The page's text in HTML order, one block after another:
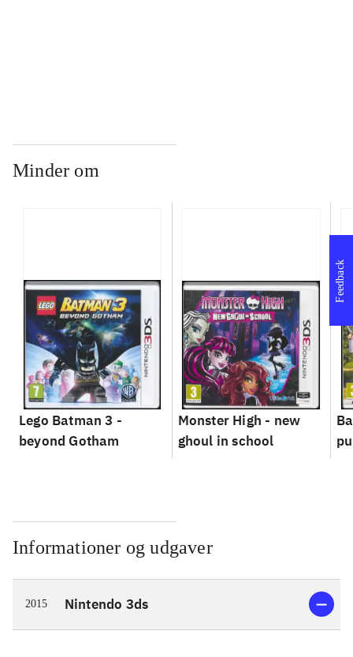
Minder om
Lego Batman 3 -
beyond Gotham
Monster High - new
ghoul in school
Informationer og udgaver
2015 Nintendo 3ds
Feedback